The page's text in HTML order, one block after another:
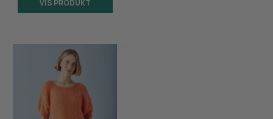
VIS PRODUKT